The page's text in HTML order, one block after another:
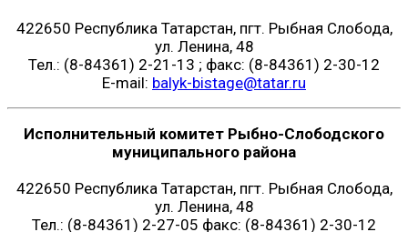
422650 Республика Татарстан, пгт. Рыбная Слобода,
ул. Ленина, 48
Тел.: (8-84361) 2-21-13 ; факс: (8-84361) 2-30-12
E-mail: balyk-bistage@tatar.ru
Исполнительный комитет Рыбно-Слободского
муниципального района
422650 Республика Татарстан, пгт. Рыбная Слобода,
ул. Ленина, 48
Тел.: (8-84361) 2-27-05 факс: (8-84361) 2-30-12